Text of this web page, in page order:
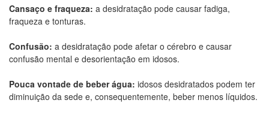
Cansaço e fraqueza: a desidratação pode causar fadiga,
fraqueza e tonturas.
Confusão: a desidratação pode afetar o cérebro e causar
confusão mental e desorientação em idosos.
Pouca vontade de beber água: idosos desidratados podem ter
diminuição da sede e, consequentemente, beber menos líquidos.